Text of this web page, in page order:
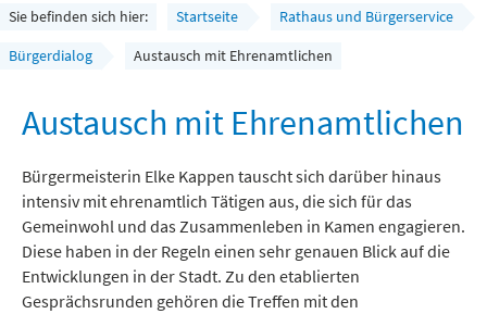
Rathaus und Bürgerservice
Wirtschaft und Planen
Sie befinden sich hier: Startseite
Rathaus und Bürgerservice
Bürgerdialog
Austausch mit Ehrenamtlichen
Austausch mit Ehrenamtlichen
Bürgermeisterin Elke Kappen tauscht sich darüber hinaus
intensiv mit ehrenamtlich Tätigen aus, die sich für das
Gemeinwohl und das Zusammenleben in Kamen engagieren.
Diese haben in der Regeln einen sehr genauen Blick auf die
Entwicklungen in der Stadt. Zu den etablierten
Gesprächsrunden gehören die Treffen mit den